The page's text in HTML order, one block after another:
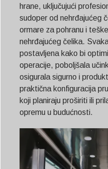
hrane, uključujući
sudoper od nehrđajućeg
ormare za pohranu i
nehrđajućeg čelika.
postavljena kako bi
operacije, poboljšala
osigurala sigurno i
praktična konfiguracija
koji planiraju proširiti ili
opremu u budućnosti.